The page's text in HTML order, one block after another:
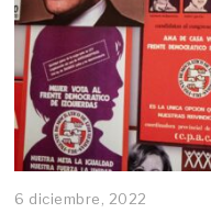
6 diciembre, 2022